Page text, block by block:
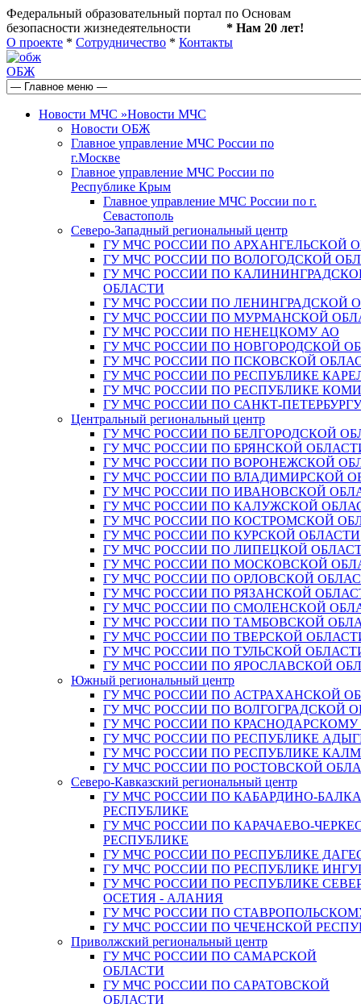
Федеральный образовательный портал по Основам
безопасности жизнедеятельности * Нам 20 лет!
О проекте * Сотрудничество * Контакты
ОБЖ
Новости МЧС »Новости МЧС
Новости ОБЖ
Главное управление МЧС России по
г.Москве
Главное управление МЧС России по
Республике Крым
Главное управление МЧС России по г.
Севастополь
Северо-Западный региональный центр
ГУ МЧС РОССИИ ПО АРХАНГЕЛЬСКОЙ
ГУ МЧС РОССИИ ПО ВОЛОГОДСКОЙ
ГУ МЧС РОССИИ ПО
ОБЛАСТИ
ГУ МЧС РОССИИ ПО ЛЕНИНГРАДСКОЙ
ГУ МЧС РОССИИ ПО МУРМАНСКОЙ
ГУ МЧС РОССИИ ПО НЕНЕЦКОМУ АО
ГУ МЧС РОССИИ ПО НОВГОРОДСКОЙ
ГУ МЧС РОССИИ ПО ПСКОВСКОЙ
ГУ МЧС РОССИИ ПО РЕСПУБЛИКЕ
ГУ МЧС РОССИИ ПО РЕСПУБЛИКЕ КОМИ
ГУ МЧС РОССИИ ПО САНКТ-ПЕТЕРБУРГУ
Центральный региональный центр
ГУ МЧС РОССИИ ПО БЕЛГОРОДСКОЙ
ГУ МЧС РОССИИ ПО БРЯНСКОЙ
ГУ МЧС РОССИИ ПО ВОРОНЕЖСКОЙ
ГУ МЧС РОССИИ ПО ВЛАДИМИРСКОЙ
ГУ МЧС РОССИИ ПО ИВАНОВСКОЙ
ГУ МЧС РОССИИ ПО КАЛУЖСКОЙ
ГУ МЧС РОССИИ ПО КОСТРОМСКОЙ
ГУ МЧС РОССИИ ПО КУРСКОЙ ОБЛАСТИ
ГУ МЧС РОССИИ ПО ЛИПЕЦКОЙ
ГУ МЧС РОССИИ ПО МОСКОВСКОЙ
ГУ МЧС РОССИИ ПО ОРЛОВСКОЙ
ГУ МЧС РОССИИ ПО РЯЗАНСКОЙ
ГУ МЧС РОССИИ ПО СМОЛЕНСКОЙ
ГУ МЧС РОССИИ ПО ТАМБОВСКОЙ
ГУ МЧС РОССИИ ПО ТВЕРСКОЙ
ГУ МЧС РОССИИ ПО ТУЛЬСКОЙ
ГУ МЧС РОССИИ ПО ЯРОСЛАВСКОЙ
Южный региональный центр
ГУ МЧС РОССИИ ПО АСТРАХАНСКОЙ
ГУ МЧС РОССИИ ПО ВОЛГОГРАДСКОЙ
ГУ МЧС РОССИИ ПО
ГУ МЧС РОССИИ ПО РЕСПУБЛИКЕ
ГУ МЧС РОССИИ ПО РЕСПУБЛИКЕ
ГУ МЧС РОССИИ ПО РОСТОВСКОЙ
Северо-Кавказский региональный центр
ГУ МЧС РОССИИ ПО КАБАРДИНО-
РЕСПУБЛИКЕ
ГУ МЧС РОССИИ ПО КАРАЧАЕВО-
РЕСПУБЛИКЕ
ГУ МЧС РОССИИ ПО РЕСПУБЛИКЕ
ГУ МЧС РОССИИ ПО РЕСПУБЛИКЕ
ГУ МЧС РОССИИ ПО РЕСПУБЛИКЕ
ОСЕТИЯ - АЛАНИЯ
ГУ МЧС РОССИИ ПО
ГУ МЧС РОССИИ ПО ЧЕЧЕНСКОЙ
Приволжский региональный центр
ГУ МЧС РОССИИ ПО САМАРСКОЙ
ОБЛАСТИ
ГУ МЧС РОССИИ ПО САРАТОВСКОЙ
ОБЛАСТИ